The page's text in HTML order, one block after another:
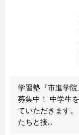
学習塾『市進学
募集中！ 中学生
ていただきます
たちと接...